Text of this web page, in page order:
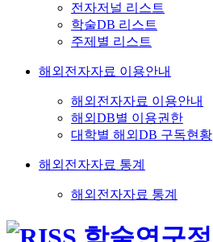
전자저널 리스트
학술DB 리스트
주제별 리스트
해외전자자료 이용안내
해외전자자료 이용안내
해외DB별 이용권한
대학별 해외DB 구독현황
해외전자자료 통계
해외전자자료 통계